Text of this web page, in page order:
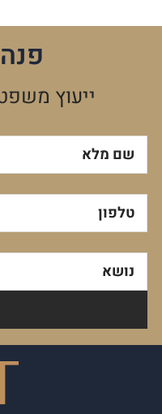
ייעוץ
שם מלא
טלפון
נושא